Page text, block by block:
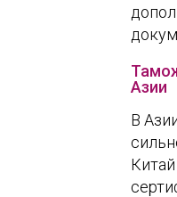
Азии
В